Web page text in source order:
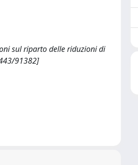
sul riparto delle riduzioni di
91382]